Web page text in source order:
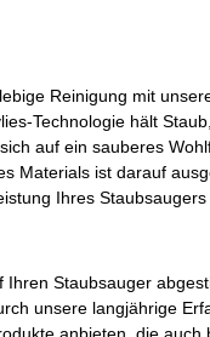
Reinigung mit
Technologie hält
auf ein sauberes
Materials ist darauf
Ihres
Staubsauger
unsere langjährige